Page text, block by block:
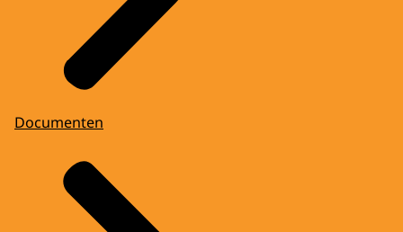
Documenten